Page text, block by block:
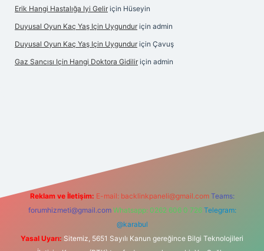
Erik Hangi Hastalığa Iyi Gelir için Hüseyin
Duyusal Oyun Kaç Yaş Için Uygundur için admin
Duyusal Oyun Kaç Yaş Için Uygundur için Çavuş
Gaz Sancısı Için Hangi Doktora Gidilir için admin
Reklam ve İletişim: E-mail: backlinkpaneli@gmail.com Teams:
forumhizmeti@gmail.com Whatsapp: 0262 606 0 726 Telegram:
@karabul
Yasal Uyarı: Sitemiz, 5651 Sayılı Kanun gereğince Bilgi Teknolojileri